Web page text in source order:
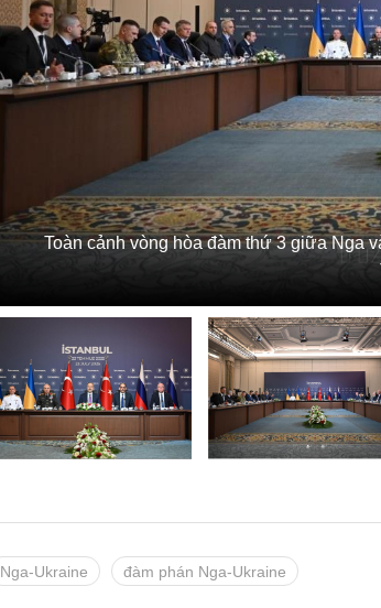
Toàn cảnh vòng hòa đàm thứ 3 giữa Nga
Nga-Ukraine đàm phán Nga-Ukraine